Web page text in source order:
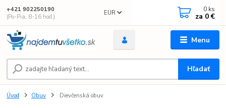
Menu
EUR
Hľadať
+421 902250190
(Po-Pia, 8-16 hod.)
0 ks
za 0 €
Úvod Obuv Dievčenská obuv